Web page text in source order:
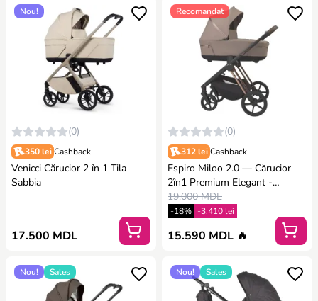
Nou!
(0)
350 lei Cashback
Venicci Cărucior 2 în 1 Tila
Sabbia
17.500 MDL
Recomandat
(0)
312 lei Cashback
Espiro Miloo 2.0 — Cărucior
2în1 Premium Elegant -
Cappuccino
19.000 MDL
-18% -3.410 lei
15.590 MDL 🔥
Nou! Sales Nou! Sales